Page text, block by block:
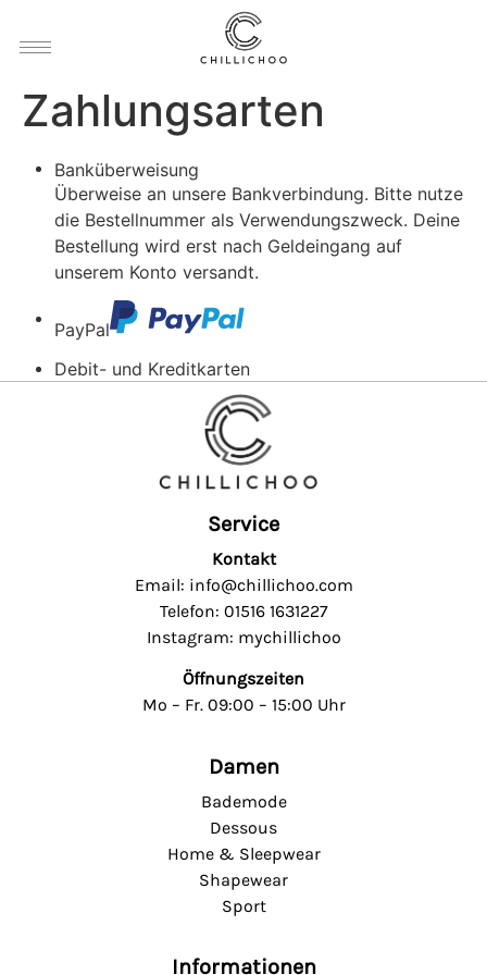
Zahlungsarten
Banküberweisung
Überweise an unsere Bankverbindung. Bitte nutze
die Bestellnummer als Verwendungszweck. Deine
Bestellung wird erst nach Geldeingang auf
unserem Konto versandt.
PayPal
Debit- und Kreditkarten
Service
Kontakt
Email: info@chillichoo.com
Telefon: 01516 1631227
Instagram: mychillichoo
Öffnungszeiten
Mo – Fr. 09:00 – 15:00 Uhr
Damen
Bademode
Dessous
Home & Sleepwear
Shapewear
Sport
Informationen